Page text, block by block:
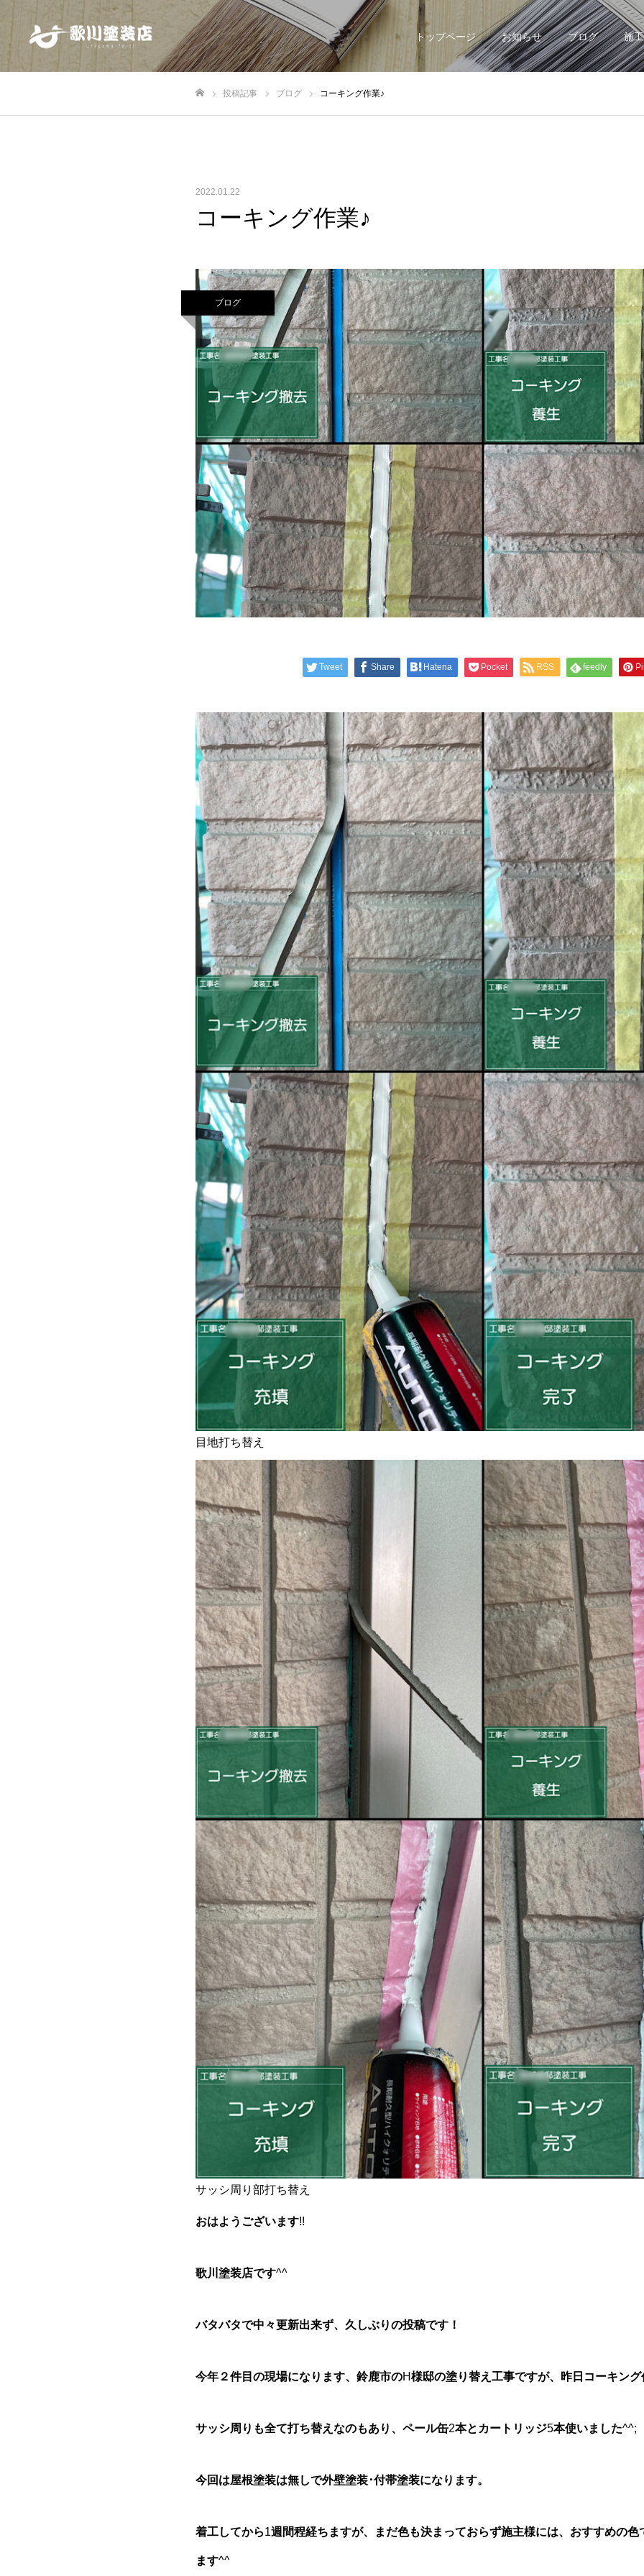
トップページ お知らせ ブログ 施
投稿記事 ブログ コーキング作業♪
2022.01.22
コーキング作業♪
ブログ
Tweet Share Hatena Pocket RSS feedly
目地打ち替え
サッシ周り部打ち替え
おはようございます!!
歌川塗装店です^^
バタバタで中々更新出来ず、久しぶりの投稿です！
今年２件目の現場になります、鈴鹿市のH様邸の塗り替え工事ですが、昨日コーキン
サッシ周りも全て打ち替えなのもあり、ペール缶2本とカートリッジ5本使いました^^;
今回は屋根塗装は無しで外壁塗装･付帯塗装になります。
着工してから1週間程経ちますが、まだ色も決まっておらず施主様には、おすすめの色
ます^^